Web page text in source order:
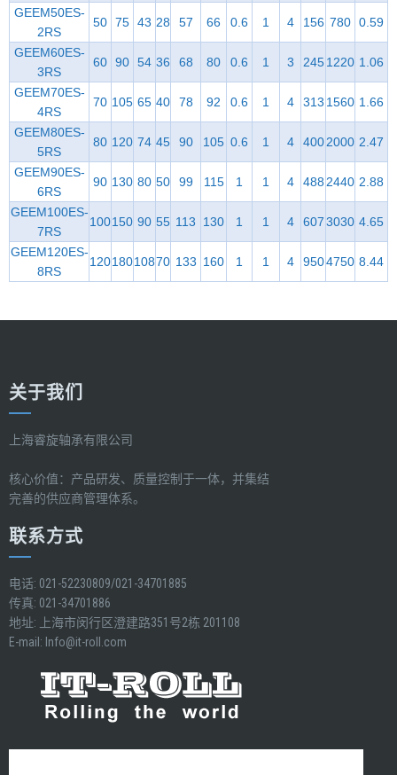
GEEM50ES-
2RS
50 75 43 28 57 66 0.6 1 4 156 780 0.59
GEEM60ES-
3RS
60 90 54 36 68 80 0.6 1 3 245 1220 1.06
GEEM70ES-
4RS
70 105 65 40 78 92 0.6 1 4 313 1560 1.66
GEEM80ES-
5RS
80 120 74 45 90 105 0.6 1 4 400 2000 2.47
GEEM90ES-
6RS
90 130 80 50 99 115 1 1 4 488 2440 2.88
GEEM100ES-
7RS
100150 90 55 113 130 1 1 4 6073030 4.65
GEEM120ES-
8RS
12018010870 133 160 1 1 4 9504750 8.44
关于我们
上海睿旋轴承有限公司
核心价值：产品研发、质量控制于一体，并集结
完善的供应商管理体系。
联系方式
电话: 021-52230809/021-34701885
传真: 021-34701886
地址: 上海市闵行区澄建路351号2栋 201108
E-mail: Info@it-roll.com